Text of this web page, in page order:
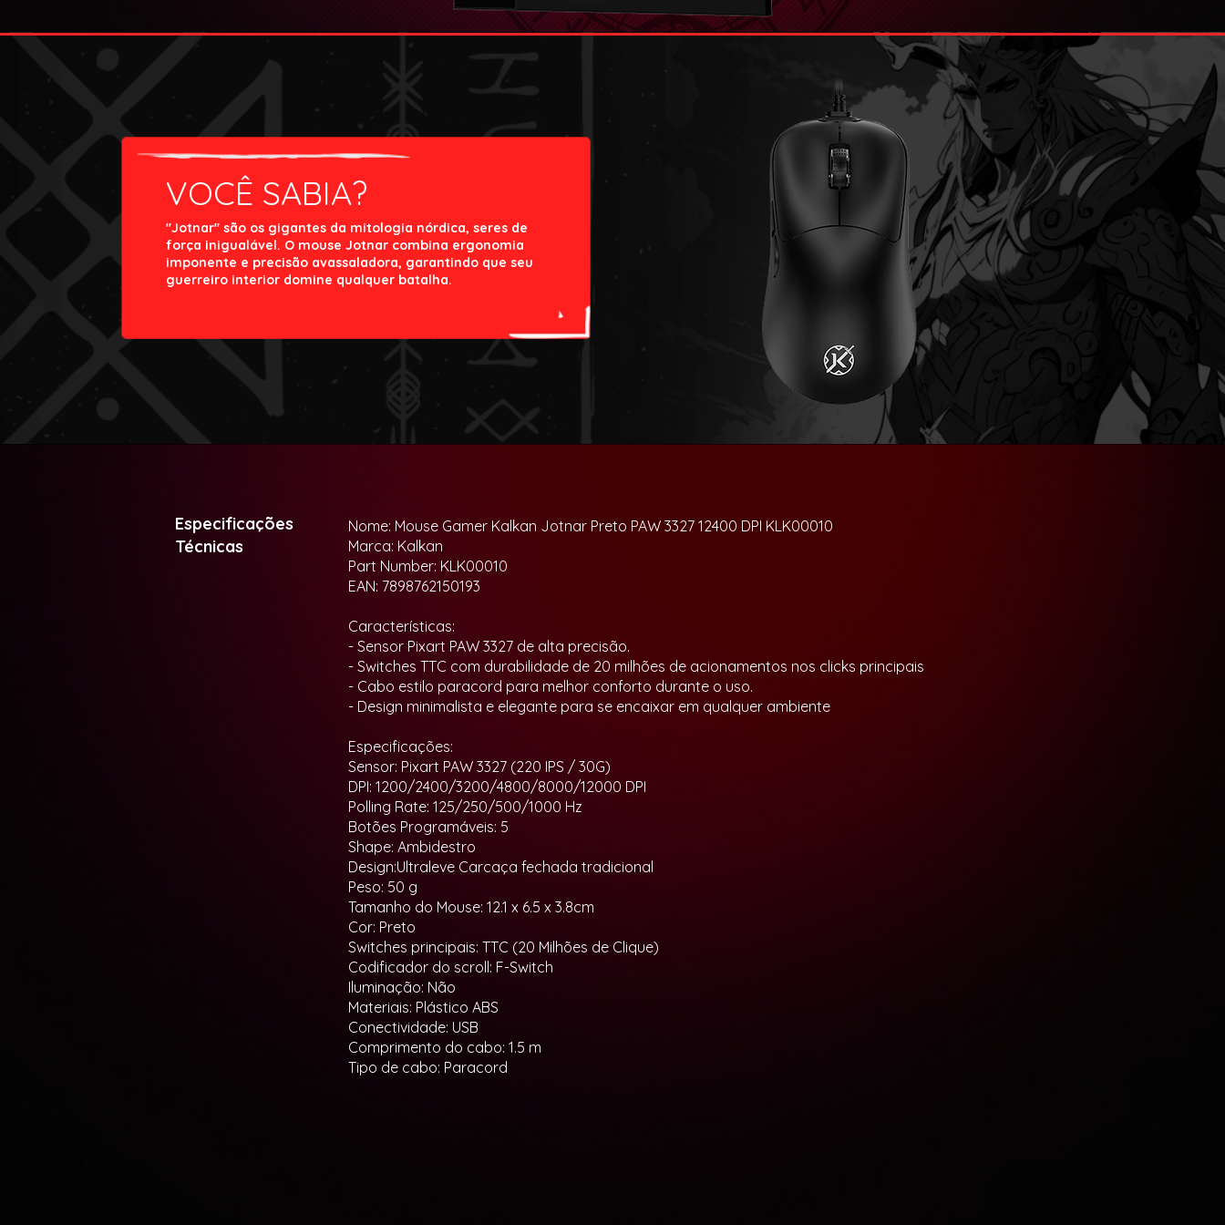
VOCÊ SABIA?
"Jotnar" são os gigantes da mitologia nórdica, seres de
força inigualável. O mouse Jotnar combina ergonomia
imponente e precisão avassaladora, garantindo que seu
guerreiro interior domine qualquer batalha.
Especificações
Técnicas
Nome: Mouse Gamer Kalkan Jotnar Preto PAW 3327 12400 DPI KLK00010
Marca: Kalkan
Part Number: KLK00010
EAN: 7898762150193
Características:
- Sensor Pixart PAW 3327 de alta precisão.
- Switches TTC com durabilidade de 20 milhões de acionamentos nos clicks principais
- Cabo estilo paracord para melhor conforto durante o uso.
- Design minimalista e elegante para se encaixar em qualquer ambiente
Especificações:
Sensor: Pixart PAW 3327 (220 IPS / 30G)
DPI: 1200/2400/3200/4800/8000/12000 DPI
Polling Rate: 125/250/500/1000 Hz
Botões Programáveis: 5
Shape: Ambidestro
Design:Ultraleve Carcaça fechada tradicional
Peso: 50 g
Tamanho do Mouse: 12.1 x 6.5 x 3.8cm
Cor: Preto
Switches principais: TTC (20 Milhões de Clique)
Codificador do scroll: F-Switch
Iluminação: Não
Materiais: Plástico ABS
Conectividade: USB
Comprimento do cabo: 1.5 m
Tipo de cabo: Paracord